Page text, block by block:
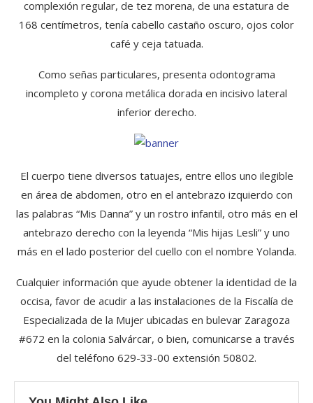
complexión regular, de tez morena, de una estatura de
168 centímetros, tenía cabello castaño oscuro, ojos color
café y ceja tatuada.
Como señas particulares, presenta odontograma
incompleto y corona metálica dorada en incisivo lateral
inferior derecho.
El cuerpo tiene diversos tatuajes, entre ellos uno ilegible
en área de abdomen, otro en el antebrazo izquierdo con
las palabras “Mis Danna” y un rostro infantil, otro más en el
antebrazo derecho con la leyenda “Mis hijas Lesli” y uno
más en el lado posterior del cuello con el nombre Yolanda.
Cualquier información que ayude obtener la identidad de la
occisa, favor de acudir a las instalaciones de la Fiscalía de
Especializada de la Mujer ubicadas en bulevar Zaragoza
#672 en la colonia Salvárcar, o bien, comunicarse a través
del teléfono 629-33-00 extensión 50802.